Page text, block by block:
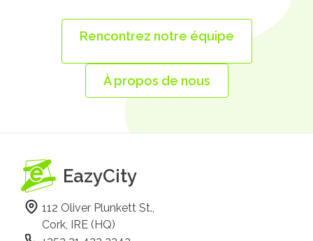
Rencontrez notre équipe
À propos de nous
EazyCity
112 Oliver Plunkett St.,
Cork, IRE (HQ)